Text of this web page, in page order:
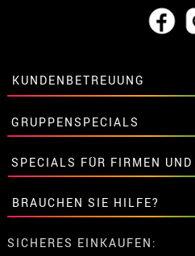
KUNDENBETREUUNG
• Über uns
• Verkaufskonditionen
• Rechtlicher Hinweisund
• Kundendienst
• Cookie-Verwendung
•Cookie-Einstellungen
GRUPPENSPECIALS
Extrarabatte für Gruppen.
Kontaktieren Sie uns hier.
SPECIALS FÜR FIRMEN
Extrarabatte für Gruppen.
Kontaktieren Sie uns hier.
BRAUCHEN SIE HILFE?
Meine bestellung ist noch nicht
SICHERES EINKAUFEN: